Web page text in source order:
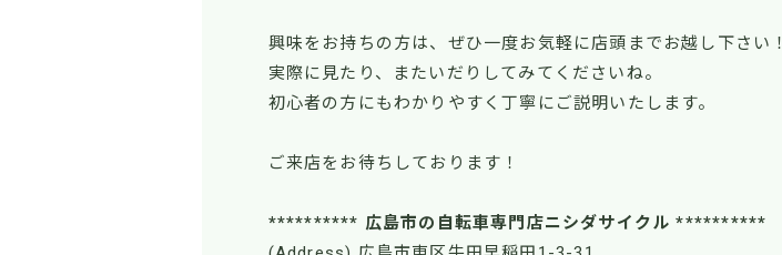
興味をお持ちの方は、ぜひ一度お気軽に店頭までお越し下さい！
実際に見たり、またいだりしてみてくださいね。
初心者の方にもわかりやすく丁寧にご説明いたします。
ご来店をお待ちしております！
********** 広島市の自転車専門店ニシダサイクル **********